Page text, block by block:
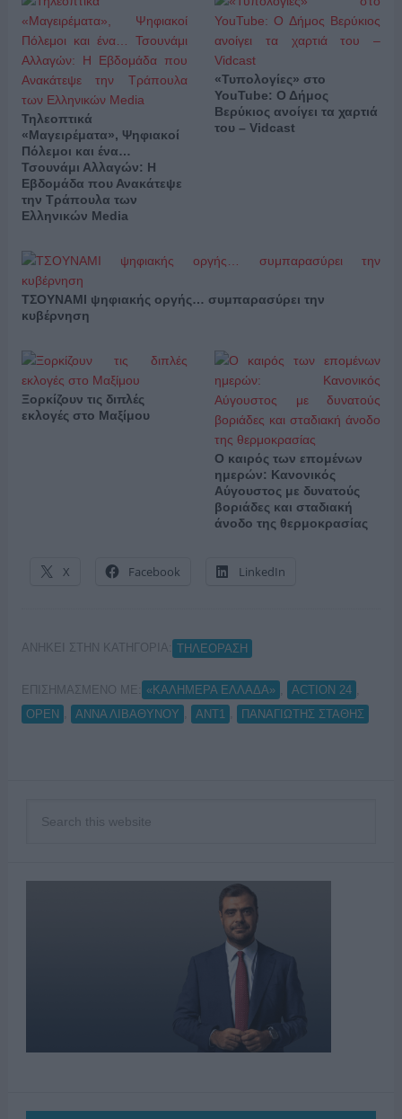
Τηλεοπτικά
«Μαγειρέματα», Ψηφιακοί
Πόλεμοι και ένα…
Τσουνάμι Αλλαγών: Η
Εβδομάδα που Ανακάτεψε
την Τράπουλα των
Ελληνικών Media
«Τυπολογίες» στο
YouTube: Ο Δήμος
Βερύκιος ανοίγει τα χαρτιά
του – Vidcast
ΤΣΟΥΝΑΜΙ ψηφιακής οργής… συμπαρασύρει την
κυβέρνηση
Ξορκίζουν τις διπλές
εκλογές στο Μαξίμου
Ο καιρός των επομένων
ημερών: Κανονικός
Αύγουστος με δυνατούς
βοριάδες και σταδιακή
άνοδο της θερμοκρασίας
X Facebook LinkedIn
ΑΝΗΚΕΙ ΣΤΗΝ ΚΑΤΗΓΟΡΙΑ: ΤΗΛΕΟΡΑΣΗ
ΕΠΙΣΗΜΑΣΜΕΝΟ ΜΕ: «ΚΑΛΗΜΕΡΑ ΕΛΛΑΔΑ» ACTION 24
OPEN
ΑΝΝΑ ΛΙΒΑΘΥΝΟΥ ΑΝΤ1 ΠΑΝΑΓΙΩΤΗΣ ΣΤΑΘΗΣ